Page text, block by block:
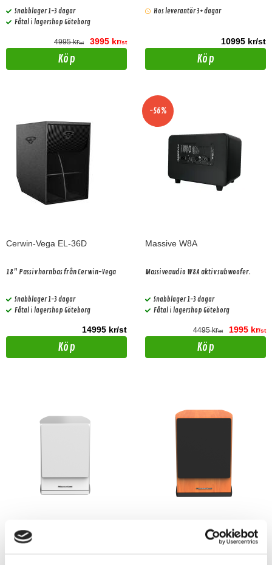
Snabblager 1-3 dagar
Fåtal i lagershop Göteborg
4995 kr/st 3995 kr/st
Köp
Hos leverantör 3+ dagar
10995 kr/st
Köp
Cerwin-Vega EL-36D
18" Passiv hornbas från Cerwin-Vega
Snabblager 1-3 dagar
Fåtal i lagershop Göteborg
14995 kr/st
Köp
-56%
Massive W8A
Massiveaudio W8A aktiv subwoofer.
Snabblager 1-3 dagar
Fåtal i lagershop Göteborg
4495 kr/st 1995 kr/st
Köp
Cerwin-Vega LA110W Cerwin-Vega LA110C